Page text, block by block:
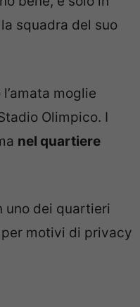
la squadra del suo
moglie
Olimpico. I
nel quartiere
uno dei quartieri
motivi di privacy